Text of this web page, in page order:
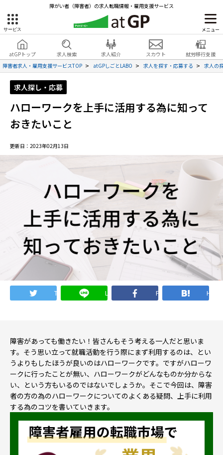
障がい者（障害者）の求人転職情報・雇用支援サービス
サービス メニュー
atGPトップ 求人検索 求人紹介 スカウト
就労移行支援
障害者求人・雇用支援サービスTOP
atGPしごとLABO 求人を探す・応募する 求人の
求人探し・応募
ハローワークを上手に活用する為に知って
おきたいこと
更新日：2023年02月13日
Twitter LINE Facebook
障害があっても働きたい！皆さんもそう考える一人だと思いま
す。そう思い立って就職活動を行う際にまず利用するのは、とい
うよりもしたほうが良いのはハローワークです。ですがハローワ
ークに行ったことが無い、ハローワークがどんなものか分からな
い、という方もいるのではないでしょうか。そこで今回は、障害
者の方の為のハローワークについてのよくある疑問、上手に利用
する為のコツを書いていきます。
障害者雇用のアットジーピー
サービスラインナップ
就転職支援サービス
障害者専門の就転職支援サービス
障害者アスリート専門の就転職支援サービス
ハイスキルな障害者の転職支援サービス
障害のある新卒学生専門の就職エージェントサービス
求人検索・スカウトサービス
就労移行支援サービス
障害別専門支援の就労移行支援サービス
IT・Web制作スキルを身につける就労移行支援サービス
会員登録 無料
就労移行支援
見学・お問い合わせ 無料
atGPトップ
各種サービス
求人を検索する
求人を紹介してもらう
スカウトを受ける
就労支援サービス
就職・転職ノウハウ
お問い合わせ・よくある質問
メニューを閉じる